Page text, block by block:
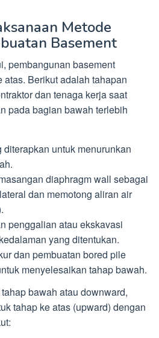
Metode
Basement
pembangunan basement
Berikut adalah tahapan
dan tenaga kerja saat
pada bagian bawah terlebih
untuk menurunkan
diaphragm wall sebagai
dan memotong aliran air
penggalian atau ekskavasi
yang ditentukan.
dan pembuatan bored pile
menyelesaikan tahap bawah.
bawah atau downward,
tahap ke atas (upward) dengan